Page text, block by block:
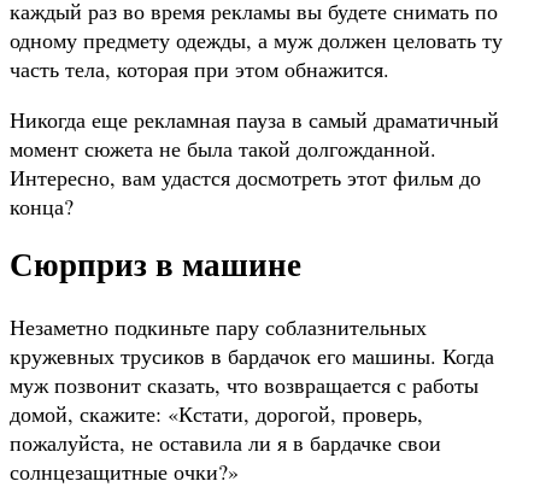
каждый раз во время рекламы вы будете снимать по
одному предмету одежды, а муж должен целовать ту
часть тела, которая при этом обнажится.
Никогда еще рекламная пауза в самый драматичный
момент сюжета не была такой долгожданной.
Интересно, вам удастся досмотреть этот фильм до
конца?
Сюрприз в машине
Незаметно подкиньте пару соблазнительных
кружевных трусиков в бардачок его машины. Когда
муж позвонит сказать, что возвращается с работы
домой, скажите: «Кстати, дорогой, проверь,
пожалуйста, не оставила ли я в бардачке свои
солнцезащитные очки?»